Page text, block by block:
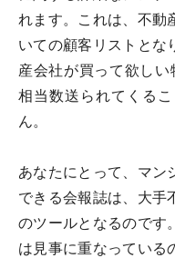
れます。これは、不動
いての顧客リストとな
産会社が買って欲しい
相当数送られてくる
ん。
あなたにとって、マン
できる会報誌は、大手
のツールとなるのです
は見事に重なっている